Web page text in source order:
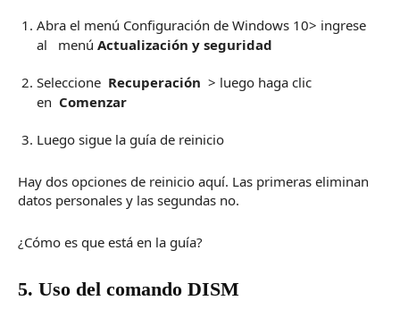
Abra el menú Configuración de Windows 10> ingrese
al
menú Actualización y seguridad
Seleccione Recuperación > luego haga clic
en Comenzar
Luego sigue la guía de reinicio
Hay dos opciones de reinicio aquí. Las primeras eliminan
datos personales y las segundas no.
¿Cómo es que está en la guía?
5. Uso del comando DISM